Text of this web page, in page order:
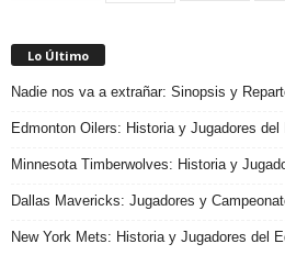
Lo Último
Nadie nos va a extrañar: Sinopsis y
Edmonton Oilers: Historia y Jugadores
Minnesota Timberwolves: Historia y
Dallas Mavericks: Jugadores y
New York Mets: Historia y Jugadores del